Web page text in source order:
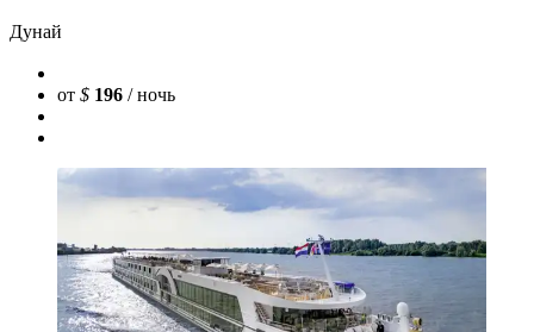
Дунай
от $ 196 / ночь